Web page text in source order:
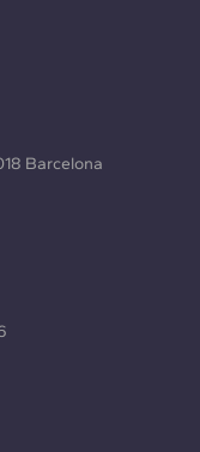
Barcelona